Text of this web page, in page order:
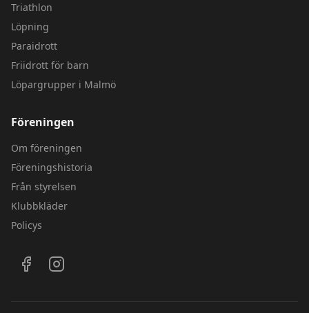
Triathlon
Löpning
Paraidrott
Friidrott för barn
Löpargrupper i Malmö
Föreningen
Om föreningen
Föreningshistoria
Från styrelsen
Klubbkläder
Policys
Följ oss på sociala medier